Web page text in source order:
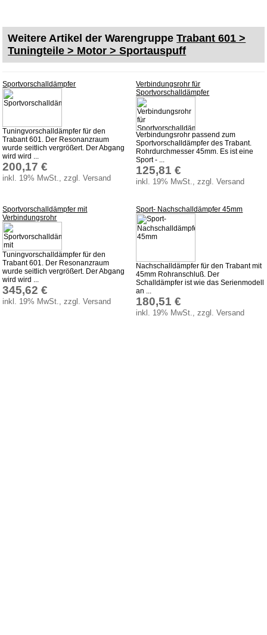
Weitere Artikel der WarengruppeTrabant 601 >
Tuningteile > Motor > Sportauspuff
Sportvorschalldämpfer
Tuningvorschalldämpfer für den
Trabant 601. Der Resonanzraum
wurde seitlich vergrößert. Der Abgang
wird wird ...
200,17 €
inkl. 19% MwSt., zzgl. Versand
Verbindungsrohr für
Sportvorschalldämpfer
Verbindungsrohr passend zum
Sportvorschalldämpfer des Trabant.
Rohrdurchmesser 45mm. Es ist eine
Sport - ...
125,81 €
inkl. 19% MwSt., zzgl. Versand
Sportvorschalldämpfer mit
Verbindungsrohr
Tuningvorschalldämpfer für den
Trabant 601. Der Resonanzraum
wurde seitlich vergrößert. Der Abgang
wird wird ...
345,62 €
inkl. 19% MwSt., zzgl. Versand
Sport- Nachschalldämpfer 45mm
Nachschalldämpfer für den Trabant mit
45mm Rohranschluß. Der
Schalldämpfer ist wie das Serienmodell
an ...
180,51 €
inkl. 19% MwSt., zzgl. Versand